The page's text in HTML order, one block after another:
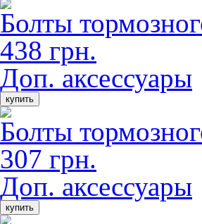
Болты
438 грн.
Доп. аксессуары
купить
Болты
307 грн.
Доп. аксессуары
купить